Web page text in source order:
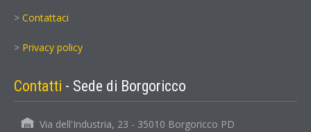
> Contattaci
> Privacy policy
Contatti - Sede di Borgoricco
Via dell'Industria, 23 - 35010 Borgoricco PD